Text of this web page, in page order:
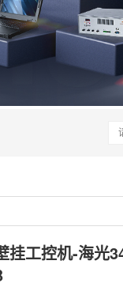
挂工控机-海光